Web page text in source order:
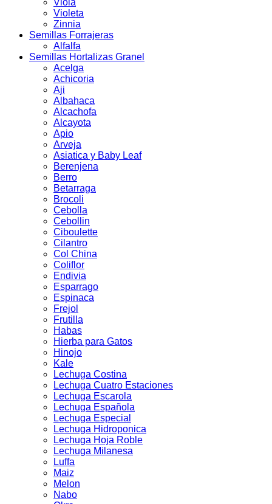
Viola
Violeta
Zinnia
Semillas Forrajeras
Alfalfa
Semillas Hortalizas Granel
Acelga
Achicoria
Aji
Albahaca
Alcachofa
Alcayota
Apio
Arveja
Asiatica y Baby Leaf
Berenjena
Berro
Betarraga
Brocoli
Cebolla
Cebollin
Ciboulette
Cilantro
Col China
Coliflor
Endivia
Esparrago
Espinaca
Frejol
Frutilla
Habas
Hierba para Gatos
Hinojo
Kale
Lechuga Costina
Lechuga Cuatro Estaciones
Lechuga Escarola
Lechuga Española
Lechuga Especial
Lechuga Hidroponica
Lechuga Hoja Roble
Lechuga Milanesa
Luffa
Maiz
Melon
Nabo